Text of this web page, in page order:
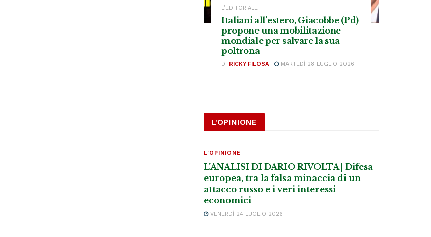
L’EDITORIALE
Italiani all’estero, Giacobbe (Pd)
propone una mobilitazione
mondiale per salvare la sua
poltrona
DI RICKY FILOSA MARTEDÌ 28 LUGLIO 2026
L'OPINIONE
L'OPINIONE
L’ANALISI DI DARIO RIVOLTA | Difesa
europea, tra la falsa minaccia di un
attacco russo e i veri interessi
economici
VENERDÌ 24 LUGLIO 2026